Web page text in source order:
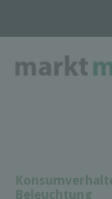
Beleuchtung